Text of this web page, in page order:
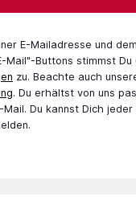
E-Mail­adresse und
Mail"-Buttons stimmst Du
zu. Beachte auch
. Du erhältst von uns
Du kannst Dich jeder